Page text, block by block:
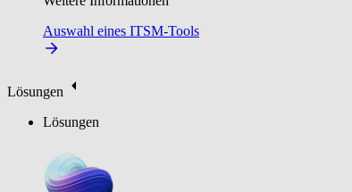
Auswahl eines ITSM-Tools
Lösungen
Lösungen